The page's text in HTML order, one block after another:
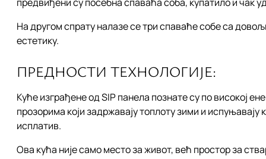
На другом спрату налазе се три спаваће собе са
естетику.
ПРЕДНОСТИ ТЕХНОЛОГИЈЕ:
Куће изграђене од SIP панела познате су по високој
прозорима који задржавају топлоту зими и
исплатив.
Ова кућа није само место за живот, већ простор за